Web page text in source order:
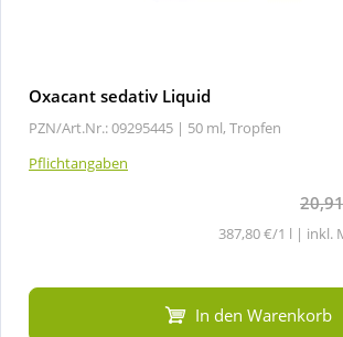
Oxacant sedativ Liquid
PZN/Art.Nr.: 09295445 | 50 ml, Tropfen
Pflichtangaben
20,91
387,80 €/1 l | inkl.
In den Warenkorb